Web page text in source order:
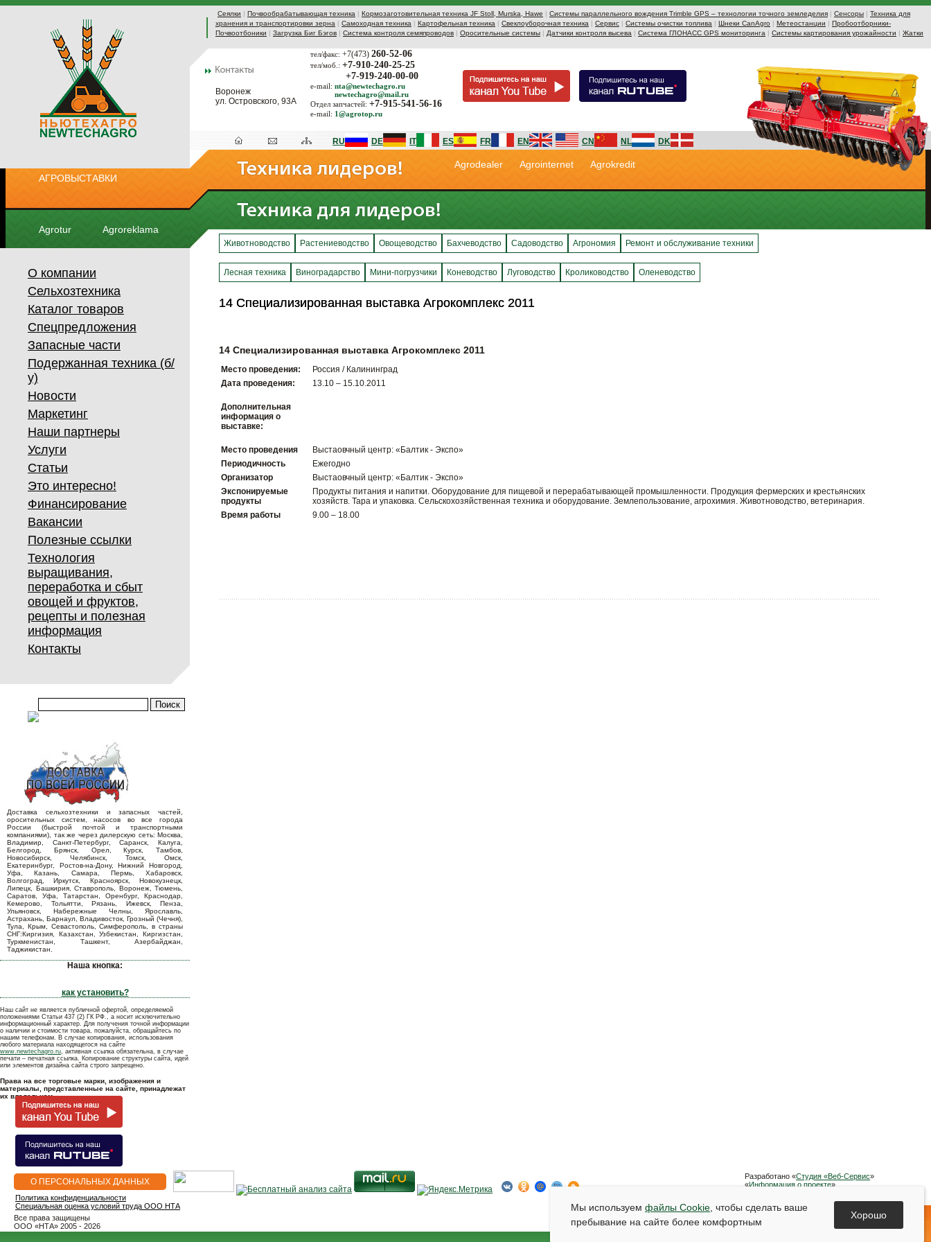
Сеялки | Почвообрабатывающая техника | Кормозаготовительная техника JF Stoll, Murska, Hawe | Системы параллельного вождения Trimble GPS – технологии точного земледелия | Сенсоры | Техника для
хранения и транспортировки зерна | Самоходная техника | Картофельная техника | Свеклоуборочная техника | Сервис | Системы очистки топлива | Шнеки CanAgro | Метеостанции | Пробоотборники-
Почвоотбоники | Загрузка Биг Бэгов | Система контроля семяпроводов | Оросительные системы | Датчики контроля высева | Система ГЛОНАСС GPS мониторинга | Системы картирования урожайности | Жатки
Воронеж
ул. Островского, 93А
тел/факс: +7(473) 260-52-06
тел/моб.: +7-910-240-25-25
+7-919-240-00-00
e-mail: nta@newtechagro.ru
newtechagro@mail.ru
Отдел запчастей: +7-915-541-56-16
e-mail: 1@agrotop.ru
АГРОВЫСТАВКИ
Agrotur Agroreklama
RU DE IT ES FR EN CN NL DK
Agrodealer Agrointernet Agrokredit
О компании
Сельхозтехника
Каталог товаров
Спецпредложения
Запасные части
Подержанная техника (б/
у)
Новости
Маркетинг
Наши партнеры
Услуги
Статьи
Это интересно!
Финансирование
Вакансии
Полезные ссылки
Технология
выращивания,
переработка и сбыт
овощей и фруктов,
рецепты и полезная
информация
Контакты
Доставка сельхозтехники и запасных частей,
оросительных систем, насосов во все города
России (быстрой почтой и транспортными
компаниями), так же через дилерскую сеть: Москва,
Владимир, Санкт-Петербург, Саранск, Калуга,
Белгород, Брянск, Орел, Курск, Тамбов,
Новосибирск, Челябинск, Томск, Омск,
Екатеринбург, Ростов-на-Дону, Нижний Новгород,
Уфа, Казань, Самара, Пермь, Хабаровск,
Волгоград, Иркутск, Красноярск, Новокузнецк,
Липецк, Башкирия, Ставрополь, Воронеж, Тюмень,
Саратов, Уфа, Татарстан, Оренбург, Краснодар,
Кемерово, Тольятти, Рязань, Ижевск, Пенза,
Ульяновск, Набережные Челны, Ярославль,
Астрахань, Барнаул, Владивосток, Грозный (Чечня),
Тула, Крым, Севастополь, Симферополь, в страны
СНГ:Киргизия, Казахстан, Узбекистан, Киргизстан,
Туркменистан, Ташкент, Азербайджан,
Таджикистан.
Наша кнопка:
как установить?
Наш сайт не является публичной офертой, определяемой
положениями Статьи 437 (2) ГК РФ., а носит исключительно
информационный характер. Для получения точной информации
о наличии и стоимости товара, пожалуйста, обращайтесь по
нашим телефонам. В случае копирования, использования
любого материала находящегося на сайте
www.newtechagro.ru, активная ссылка обязательна, в случае
печати – печатная ссылка. Копирование структуры сайта, идей
или элементов дизайна сайта строго запрещено.
Права на все торговые марки, изображения и
материалы, представленные на сайте, принадлежат
их владельцам.
Животноводство Растениеводство Овощеводство Бахчеводство Садоводство Агрономия Ремонт и обслуживание техники
Лесная техника Виноградарство Мини-погрузчики Коневодство Луговодство Кролиководство Оленеводство
14 Специализированная выставка Агрокомплекс 2011
14 Специализированная выставка Агрокомплекс 2011
14 Специализированная выставка Агрокомплекс 2011
Место проведения:
Россия / Калининград
Дата проведения:
13.10 – 15.10.2011
Дополнительная
информация о
выставке:
Место проведения
Выстаовчный центр: «Балтик - Экспо»
Периодичность
Ежегодно
Организатор
Выстаовчный центр: «Балтик - Экспо»
Экспонируемые
продукты
Продукты питания и напитки. Оборудование для пищевой и перерабатывающей промышленности. Продукция фермерских и крестьянских
хозяйств. Тара и упаковка. Сельскохозяйственная техника и оборудование. Землепользование, агрохимия. Животноводство, ветеринария.
Время работы
9.00 – 18.00
О ПЕРСОНАЛЬНЫХ ДАННЫХ
Все права защищены
OOO «НТА» 2005 - 2026
Политика конфиденциальности
Специальная оценка условий труда ООО НТА
Разработано «Студия «Веб-Сервис»
«Информация о проекте»
Мы используем файлы Cookie , чтобы сделать ваше
пребывание на сайте более комфортным
Хорошо